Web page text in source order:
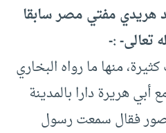
هريدي مفتي مصر سابقا
منها ما رواه البخاري
هريرة دارا بالمدينة
فقال سمعت رسول